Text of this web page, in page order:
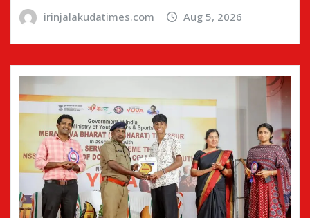
irinjalakudatimes.com Aug 5, 2026